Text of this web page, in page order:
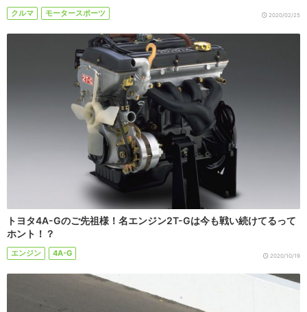
クルマ モータースポーツ 2020/02/25
トヨタ4A-Gのご先祖様！名エンジン2T-Gは今も戦い続けてるって
ホント！？
エンジン 4A-G 2020/10/19